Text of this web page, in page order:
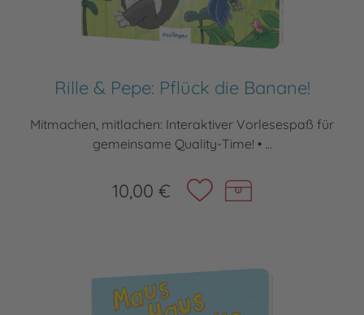
Rille & Pepe: Pflück die Banane!
Mitmachen, mitlachen: Interaktiver Vorlesespaß für
gemeinsame Quality-Time! • ...
10,00 €